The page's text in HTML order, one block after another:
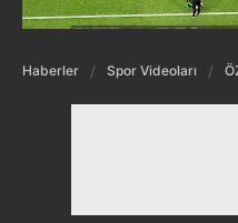
Haberler Spor Videoları